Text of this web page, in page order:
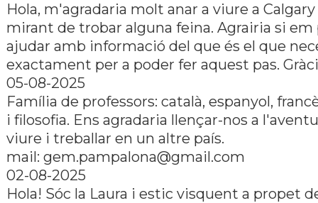
Hola, m'agradaria molt anar a viure a
mirant de trobar alguna feina. Agrairia si em
ajudar amb informació del que és el que
exactament per a poder fer aquest pas.
05-08-2025
Família de professors: català, espanyol,
i filosofia. Ens agradaria llençar-nos a
viure i treballar en un altre país.
mail: gem.pampalona@gmail.com
02-08-2025
Hola! Sóc la Laura i estic visquent a propet